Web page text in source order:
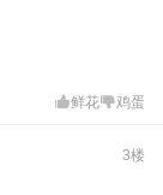
鲜花 鸡蛋
3楼